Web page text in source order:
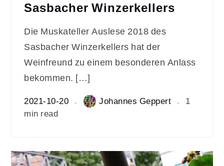
Sasbacher Winzerkellers
Die Muskateller Auslese 2018 des
Sasbacher Winzerkellers hat der
Weinfreund zu einem besonderen Anlass
bekommen. […]
2021-10-20 Johannes Geppert
1
min read